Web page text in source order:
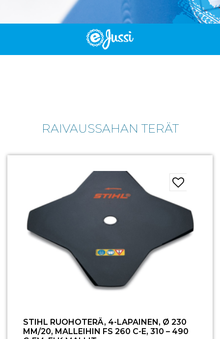
RAIVAUSSAHAN TERÄT
STIHL RUOHOTERÄ, 4-LAPAINEN, Ø 230
MM/20, MALLEIHIN FS 260 C-E, 310 – 490